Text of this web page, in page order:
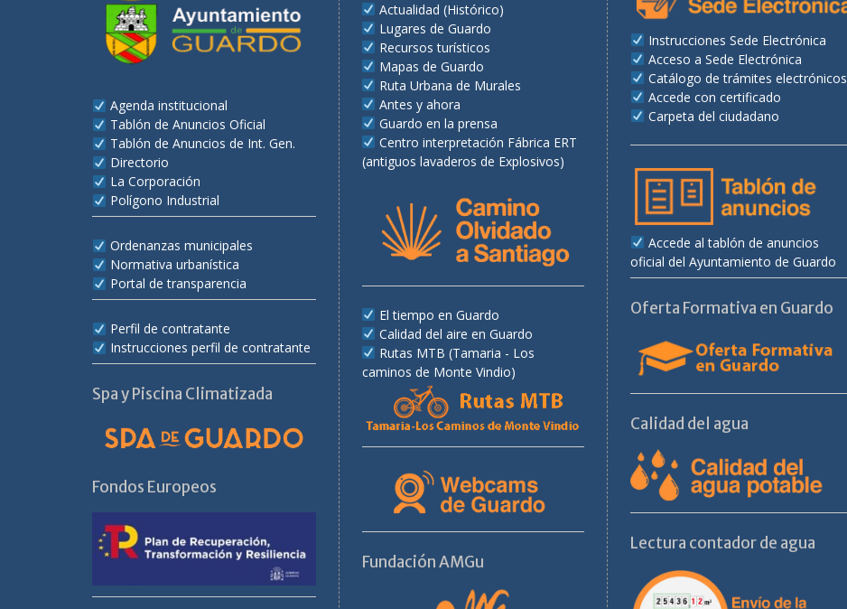
Agenda institucional
Tablón de Anuncios Oficial
Tablón de Anuncios de Int. Gen.
Directorio
La Corporación
Polígono Industrial
Ordenanzas municipales
Normativa urbanística
Portal de transparencia
Perfil de contratante
Instrucciones perfil de contratante
Spa y Piscina Climatizada
Fondos Europeos
Actualidad (Histórico)
Lugares de Guardo
Recursos turísticos
Mapas de Guardo
Ruta Urbana de Murales
Antes y ahora
Guardo en la prensa
Centro interpretación Fábrica ERT
(antiguos lavaderos de Explosivos)
El tiempo en Guardo
Calidad del aire en Guardo
Rutas MTB (Tamaria - Los
caminos de Monte Vindio)
Fundación AMGu
Instrucciones Sede Electrónica
Acceso a Sede Electrónica
Catálogo de trámites electrónicos
Accede con certificado
Carpeta del ciudadano
Accede al tablón de anuncios
oficial del Ayuntamiento de Guardo
Oferta Formativa en Guardo
Calidad del agua
Lectura contador de agua